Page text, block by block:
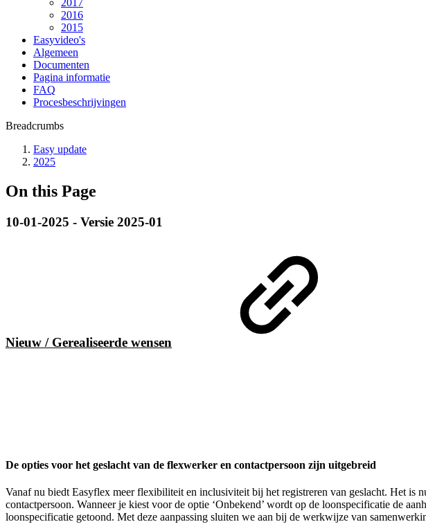
2017
2016
2015
Easyvideo's
Algemeen
Documenten
Pagina informatie
FAQ
Procesbeschrijvingen
Breadcrumbs
Easy update
2025
On this Page
10-01-2025 - Versie 2025-01
Nieuw / Gerealiseerde wensen
De opties voor het geslacht van de flexwerker en contactpersoon zijn uitgebreid
Vanaf nu biedt Easyflex meer flexibiliteit en inclusiviteit bij het registreren van geslacht. Het is
contactpersoon. Wanneer je kiest voor de optie ‘Onbekend’ wordt op de loonspecificatie de
loonspecificatie getoond. Met deze aanpassing sluiten we aan bij de werkwijze van